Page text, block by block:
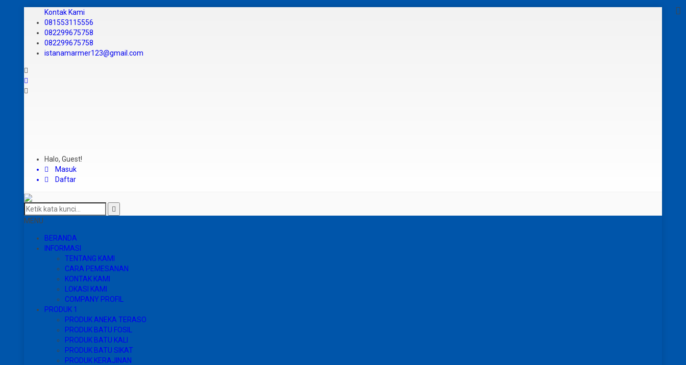
Kontak Kami
081553115556
082299675758
082299675758
istanamarmer123@gmail.com
Halo, Guest!
Masuk
Daftar
MENU
BERANDA
INFORMASI
TENTANG KAMI
CARA PEMESANAN
KONTAK KAMI
LOKASI KAMI
COMPANY PROFIL
PRODUK 1
PRODUK ANEKA TERASO
PRODUK BATU FOSIL
PRODUK BATU KALI
PRODUK BATU SIKAT
PRODUK KERAJINAN